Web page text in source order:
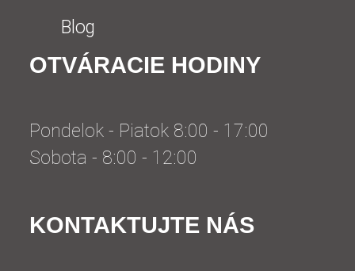
Blog
OTVÁRACIE HODINY
Pondelok - Piatok 8:00 - 17:00
Sobota - 8:00 - 12:00
KONTAKTUJTE NÁS